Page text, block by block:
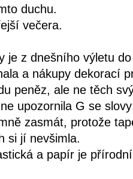
duchu.
večera.
je z dnešního výletu
a nákupy dekorací
peněz, ale ne těch
upozornila G se
zasmát, protože
si jí nevšimla.
a papír je